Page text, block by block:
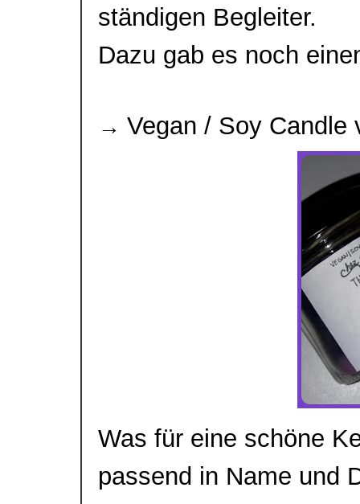
ständigen Begleiter.
Dazu gab es noch
→ Vegan / Soy Candle
Was für eine schöne
passend in Name und